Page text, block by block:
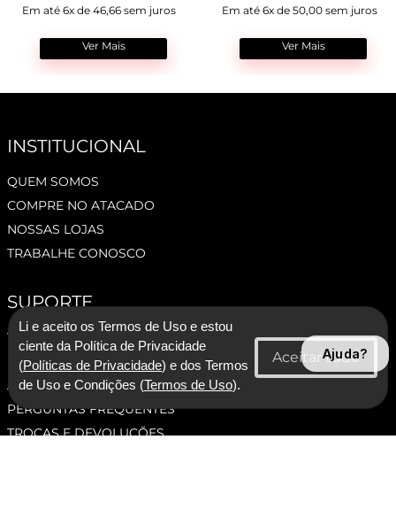
Em até 6x de 46,66 sem juros
Ver Mais
Em até 6x de 50,00 sem juros
Ver Mais
INSTITUCIONAL
QUEM SOMOS
COMPRE NO ATACADO
NOSSAS LOJAS
TRABALHE CONOSCO
SUPORTE
TERMOS E CONDIÇÕES
POLÍTICA DE PRIVACIDADE
ASSESSORIA DE IMPRENSA
PERGUNTAS FREQUENTES
TROCAS E DEVOLUÇÕES
Li e aceito os Termos de Uso e estou
ciente da Política de Privacidade
(Políticas de Privacidade) e dos Termos
de Uso e Condições (Termos de Uso).
Ajuda?